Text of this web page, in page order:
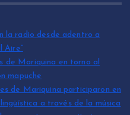
la radio desde adentro a
Aire”
de Mariquina en torno al
mapuche
de Mariquina participaron en
a través de la música